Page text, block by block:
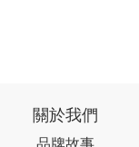
關於我們